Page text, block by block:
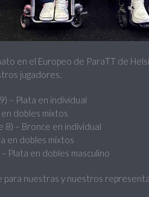
en el Europeo de ParaTT de
jugadores.
– Plata en individual
dobles mixtos
8) – Bronce en individual
en dobles mixtos
Plata en dobles masculino
para nuestras y nuestros